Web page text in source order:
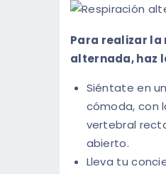
Para realizar
alternada, haz
Siéntate en
cómoda, con
vertebral
abierto.
Lleva tu